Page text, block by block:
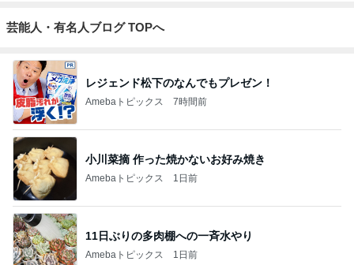
芸能人・有名人ブログ TOPへ
レジェンド松下のなんでもプレゼン！
Amebaトピックス 7時間前
小川菜摘 作った焼かないお好み焼き
Amebaトピックス 1日前
11日ぶりの多肉棚への一斉水やり
Amebaトピックス 1日前